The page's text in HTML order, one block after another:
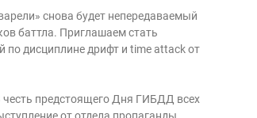
снова будет непередаваемый
баттла. Приглашаем стать
по дисциплине дрифт и time attack от
предстоящего Дня ГИБДД всех